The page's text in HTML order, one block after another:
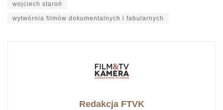
wojciech staroń
wytwórnia filmów dokumentalnych i fabularnych
Redakcja FTVK